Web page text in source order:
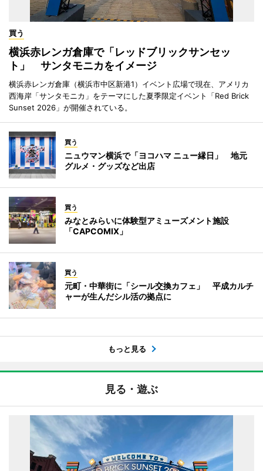
買う
横浜赤レンガ倉庫で「レッドブリックサンセッ
ト」 サンタモニカをイメージ
横浜赤レンガ倉庫（横浜市中区新港1）イベント広場で現在、アメリカ
西海岸「サンタモニカ」をテーマにした夏季限定イベント「Red Brick
Sunset 2026」が開催されている。
買う
ニュウマン横浜で「ヨコハマ ニュー縁日」 地元
グルメ・グッズなど出店
買う
みなとみらいに体験型アミューズメント施設
「CAPCOMIX」
買う
元町・中華街に「シール交換カフェ」 平成カルチ
ャーが生んだシル活の拠点に
もっと見る
見る・遊ぶ